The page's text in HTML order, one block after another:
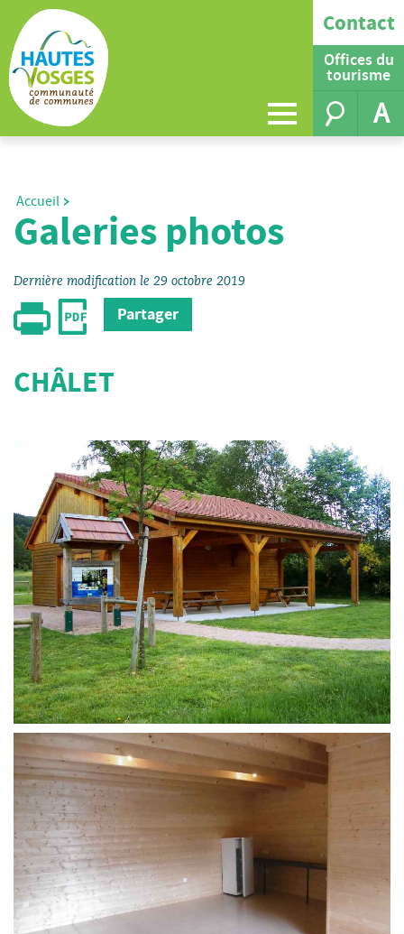
Contact
Offices du
tourisme
A
Accueil
Galeries photos
Dernière modification le 29 octobre 2019
Partager
CHÂLET